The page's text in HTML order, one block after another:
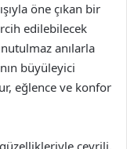
öne çıkan bir
edilebilecek
anılarla
büyüleyici
eğlence ve konfor
çevrili,